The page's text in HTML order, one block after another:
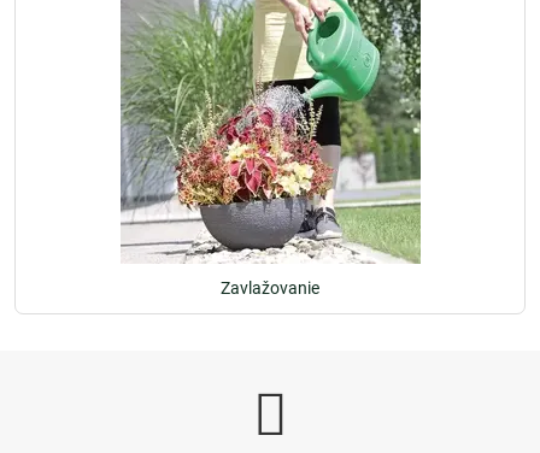
Zavlažovanie